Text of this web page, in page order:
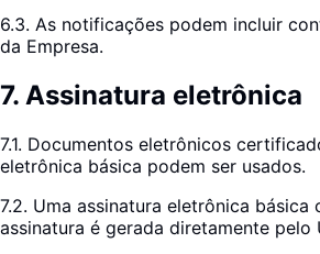
6.3. As notificações podem incluir
da Empresa.
7. Assinatura eletrônica
7.1. Documentos eletrônicos
eletrônica básica podem ser usados.
7.2. Uma assinatura eletrônica básica
assinatura é gerada diretamente pelo